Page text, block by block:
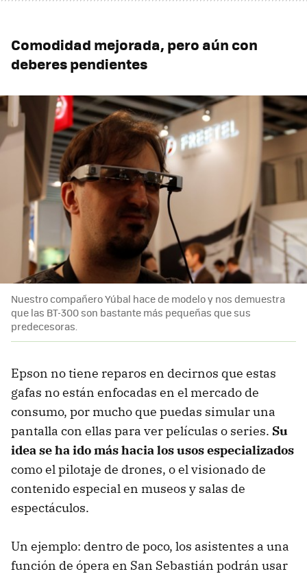
Comodidad mejorada, pero aún con
deberes pendientes
Nuestro compañero Yúbal hace de modelo y nos demuestra
que las BT-300 son bastante más pequeñas que sus
predecesoras.
Epson no tiene reparos en decirnos que estas
gafas no están enfocadas en el mercado de
consumo, por mucho que puedas simular una
pantalla con ellas para ver películas o series. Su
idea se ha ido más hacia los usos especializados
como el pilotaje de drones, o el visionado de
contenido especial en museos y salas de
espectáculos.
Un ejemplo: dentro de poco, los asistentes a una
función de ópera en San Sebastián podrán usar